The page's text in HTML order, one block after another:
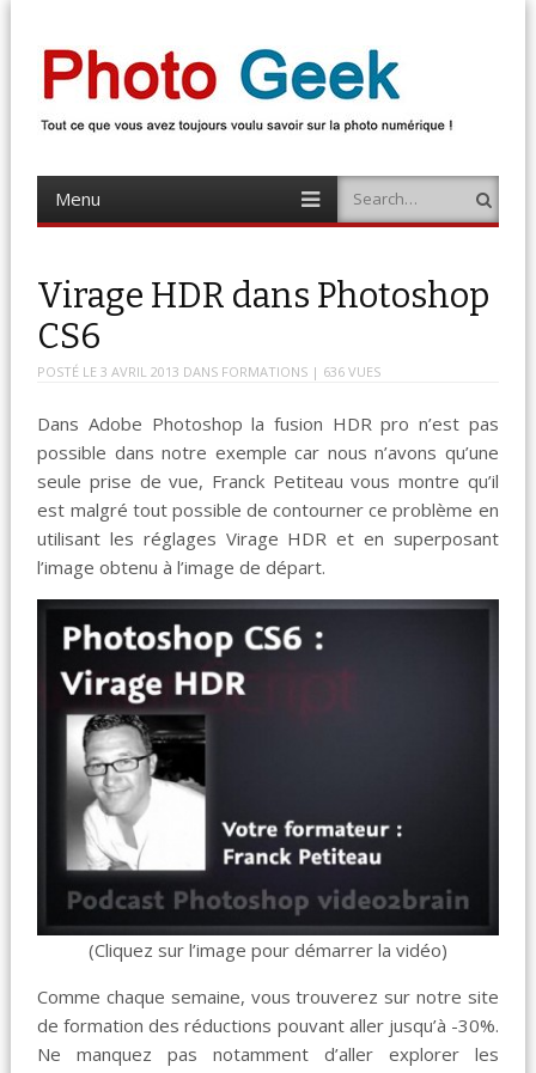
Photo Geek
Menu
content
Search
Virage HDR dans Photoshop
CS6
POSTÉ LE3 AVRIL 2013 DANS FORMATIONS | 636 VUES
Dans Adobe Pho­to­shop la fusion HDR pro n’est pas
pos­si­ble dans notre exem­ple car nous n’avons qu’une
seule prise de vue, Franck Petiteau vous mon­tre qu’il
est mal­gré tout pos­si­ble de con­tourner ce prob­lème en
util­isant les réglages Virage HDR et en super­posant
l’image obtenu à l’image de départ.
(Cliquez sur l’image pour démarrer la vidéo)
Comme chaque semaine, vous trouverez sur notre site
de formation des réductions pouvant aller jusqu’à -30%.
Ne manquez pas notamment d’aller explorer les